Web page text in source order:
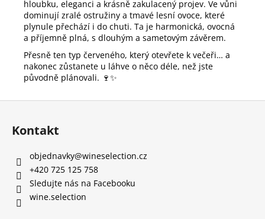
hloubku, eleganci a krásně zakulacený projev. Ve vůni
dominují zralé ostružiny a tmavé lesní ovoce, které
plynule přechází i do chuti. Ta je harmonická, ovocná
a příjemně plná, s dlouhým a sametovým závěrem.
Přesně ten typ červeného, který otevřete k večeři… a
nakonec zůstanete u láhve o něco déle, než jste
původně plánovali. 🍷✨
Z
Kontakt
objednavky@wineselection.cz
+420 725 125 758
Sledujte nás na Facebooku
wine.selection